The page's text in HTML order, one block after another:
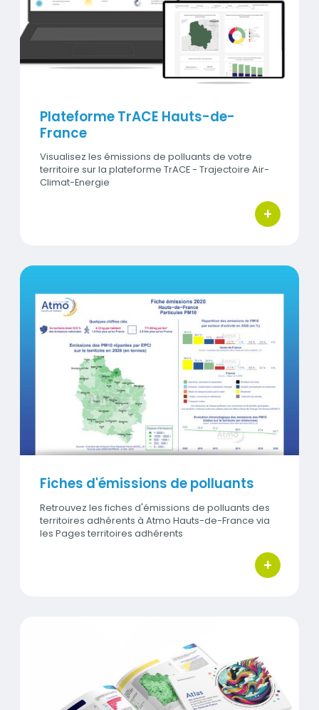
Plateforme TrACE Hauts-de-
France
Visualisez les émissions de polluants de votre
territoire sur la plateforme TrACE - Trajectoire Air-
Climat-Energie
+
bouton
Titre
Fiches d'émissions de polluants
Fiches d'émissions de polluants
Retrouvez les fiches d'émissions de polluants des
territoires adhérents à Atmo Hauts-de-France via
les Pages territoires adhérents
+
bouton